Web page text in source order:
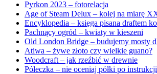
Pyrkon 2023 – fotorelacja
Age of Steam Delux – kolej na miarę
Encyklopedia – księga pisana draftem
Pachnący ogród – kwiaty w kieszeni
Old London Bridge – budujemy mosty
Atiwa – żywe złoto czy wielkie guano?
Woodcraft – jak rzeźbić w drewnie
Półeczka – nie oceniaj półki po instrukcji